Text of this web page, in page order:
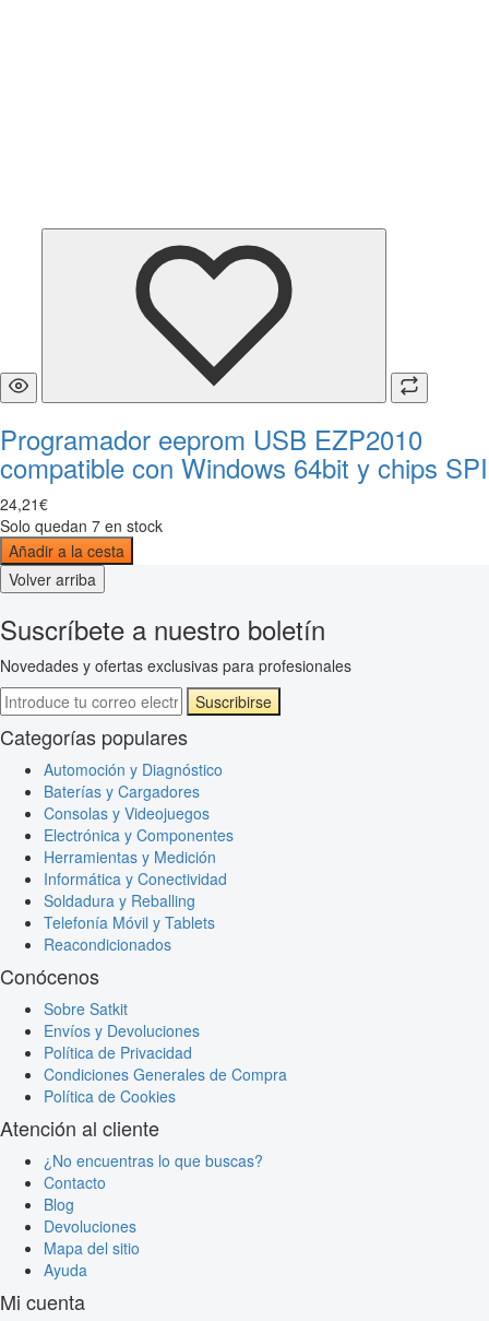
Programador eeprom USB EZP2010
compatible con Windows 64bit y chips SPI
24,21€
Solo quedan 7 en stock
Añadir a la cesta
Volver arriba
Suscríbete a nuestro boletín
Novedades y ofertas exclusivas para profesionales
Suscribirse
Categorías populares
Automoción y Diagnóstico
Baterías y Cargadores
Consolas y Videojuegos
Electrónica y Componentes
Herramientas y Medición
Informática y Conectividad
Soldadura y Reballing
Telefonía Móvil y Tablets
Reacondicionados
Conócenos
Sobre Satkit
Envíos y Devoluciones
Política de Privacidad
Condiciones Generales de Compra
Política de Cookies
Atención al cliente
¿No encuentras lo que buscas?
Contacto
Blog
Devoluciones
Mapa del sitio
Ayuda
Mi cuenta